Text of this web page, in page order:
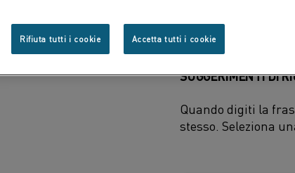
Puoi utilizzare gli
SUGGERIMENTI DI
Quando digiti la
stesso. Seleziona
Rifiuta tutti i cookie Accetta tutti i cookie